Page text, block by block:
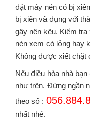
đặt máy nén có bị
bị xiên và đụng với
gây nên kêu. Kiểm
nén xem có lỏng hay
Không được xiết chặt
Nếu điều hòa nhà
như trên. Đừng ngần
theo số :
nhất nhé.